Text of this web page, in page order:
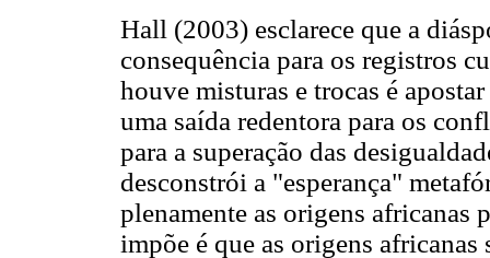
Hall (2003) esclarece que a
consequência para os registros
houve misturas e trocas é
uma saída redentora para os
para a superação das
desconstrói a "esperança"
plenamente as origens africanas
impõe é que as origens